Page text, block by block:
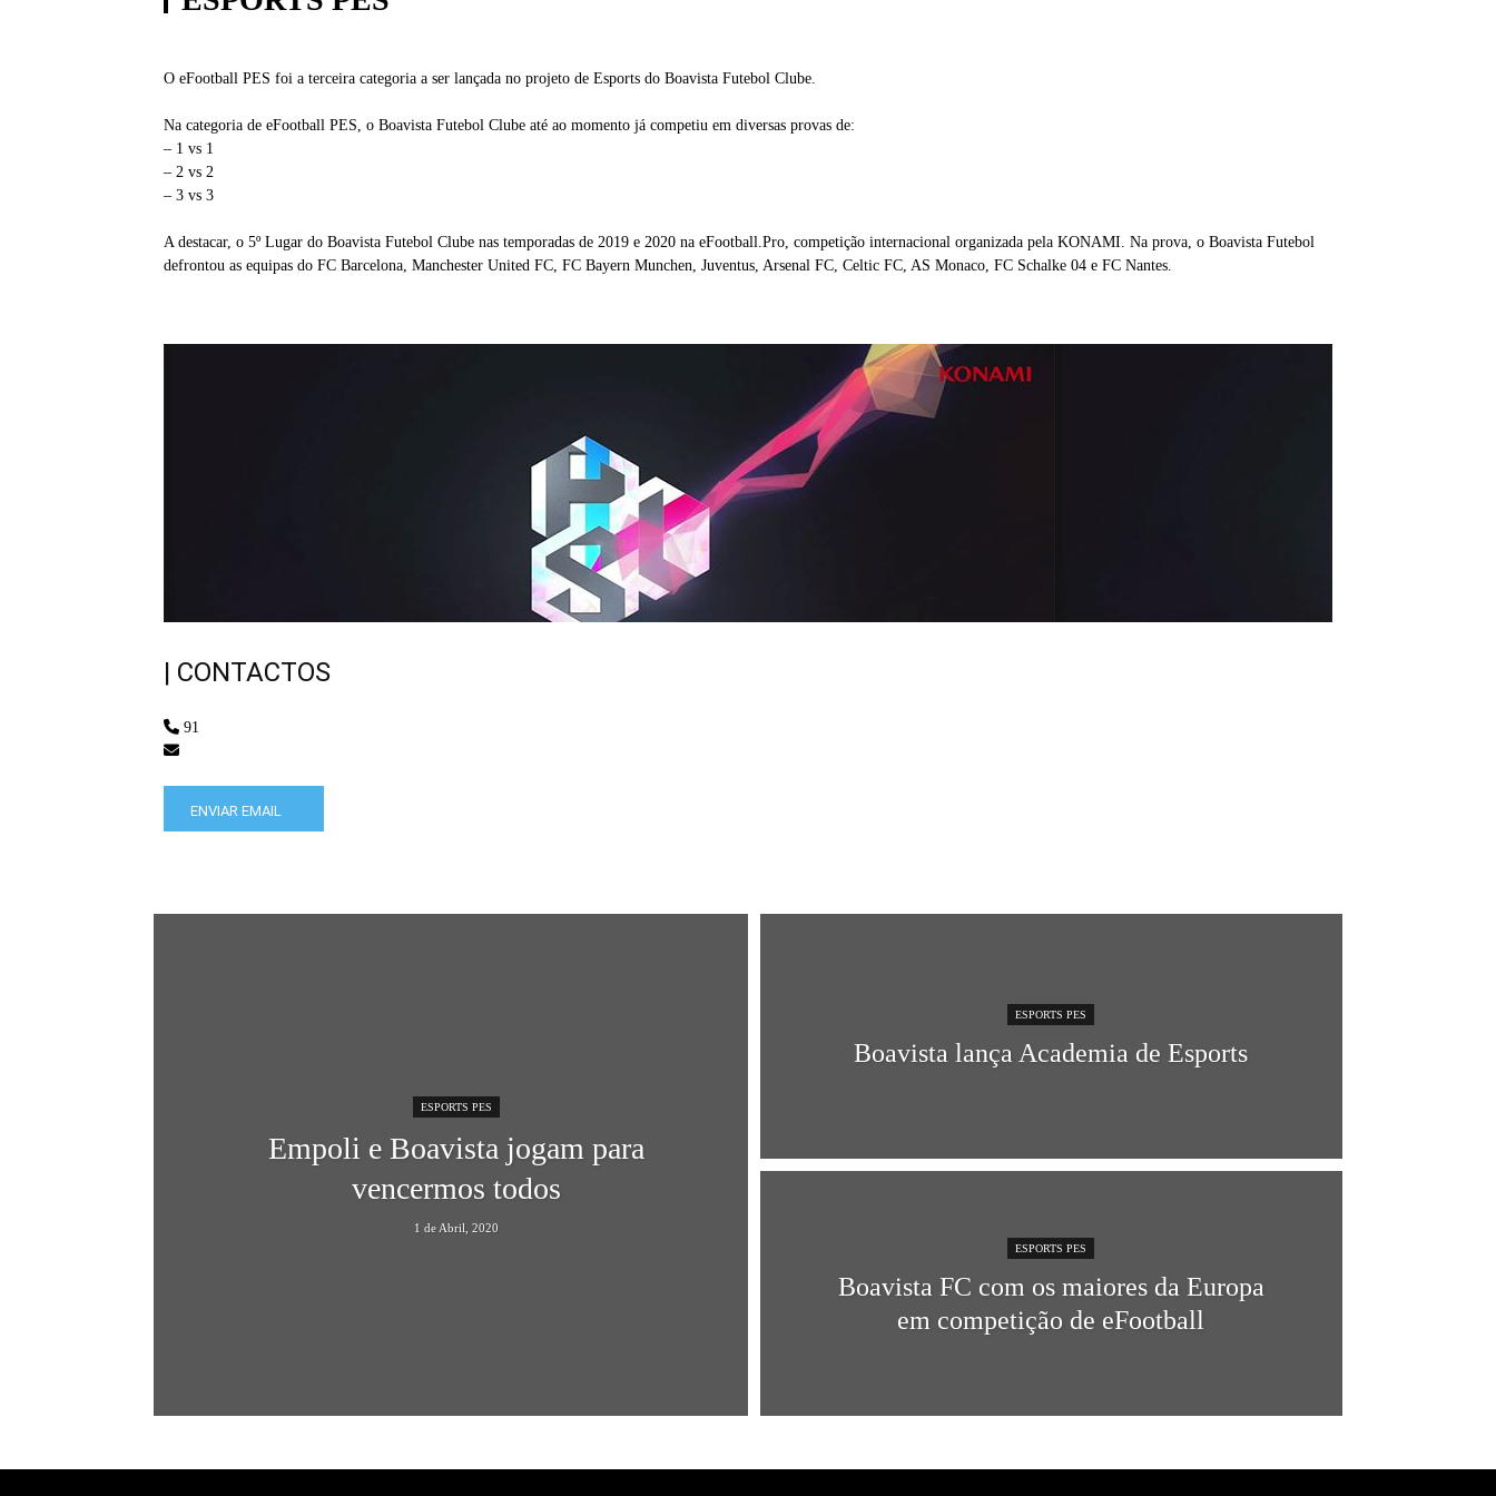
O eFootball PES foi a terceira categoria a ser lançada no projeto de Esports do Boavista Futebol Clube.
Na categoria de eFootball PES, o Boavista Futebol Clube até ao momento já competiu em diversas provas de:
– 1 vs 1
– 2 vs 2
– 3 vs 3
A destacar, o 5º Lugar do Boavista Futebol Clube nas temporadas de 2019 e 2020 na eFootball.Pro, competição internacional organizada pela KONAMI. Na prova, o Boavista Futebol
defrontou as equipas do FC Barcelona, Manchester United FC, FC Bayern Munchen, Juventus, Arsenal FC, Celtic FC, AS Monaco, FC Schalke 04 e FC Nantes.
| CONTACTOS
91
ENVIAR EMAIL
ESPORTS PES
Empoli e Boavista jogam para
vencermos todos
1 de Abril, 2020
ESPORTS PES
Boavista lança Academia de Esports
ESPORTS PES
Boavista FC com os maiores da Europa
em competição de eFootball